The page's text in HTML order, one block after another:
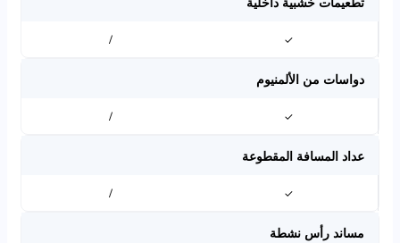
✓
/
دواسات من الألمنيوم
✓
/
عداد المسافة المقطوعة
✓
/
مساند رأس نشطة